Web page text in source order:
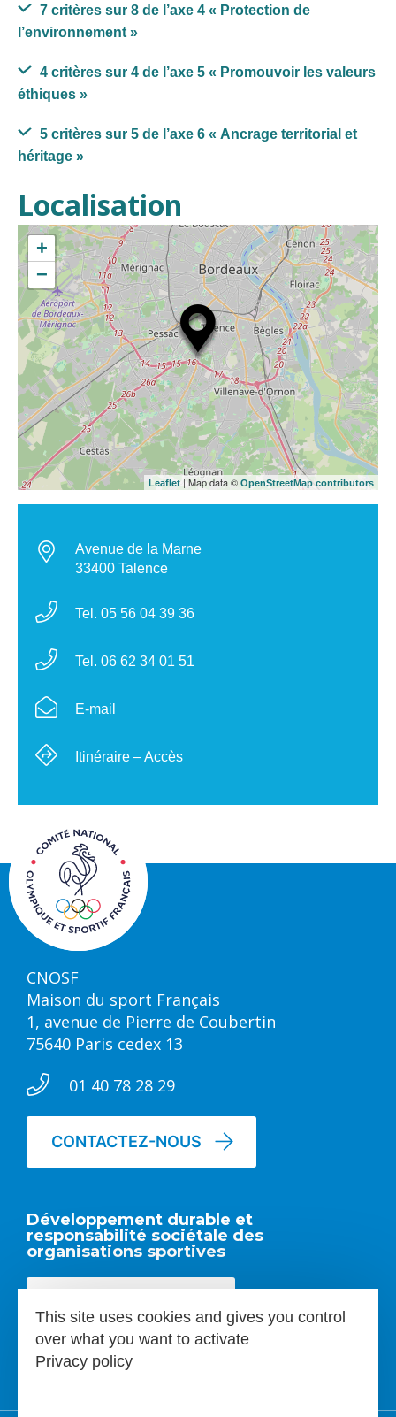
7 critères sur 8 de l’axe 4 « Protection de
l’environnement »
4 critères sur 4 de l’axe 5 « Promouvoir les valeurs
éthiques »
5 critères sur 5 de l’axe 6 « Ancrage territorial et
héritage »
Localisation
+
−
Leaflet | Map data © OpenStreetMap contributors
Avenue de la Marne
33400 Talence
Tel. 05 56 04 39 36
Tel. 06 62 34 01 51
E-mail
Itinéraire – Accès
CNOSF
Maison du sport Français
1, avenue de Pierre de Coubertin
75640 Paris cedex 13
01 40 78 28 29
CONTACTEZ-NOUS
Développement durable et
responsabilité sociétale des
organisations sportives
This site uses cookies and gives you control
over what you want to activate
Privacy policy